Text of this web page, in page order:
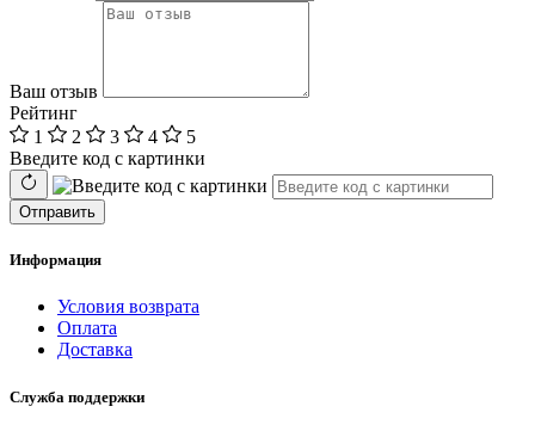
Ваш отзыв
Рейтинг
1
2 3 4
5
Введите код с картинки
Отправить
Информация
Условия возврата
Оплата
Доставка
Служба поддержки